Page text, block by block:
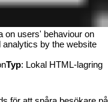
on users' behaviour on
by the website
Typ: Lokal HTML-lagring